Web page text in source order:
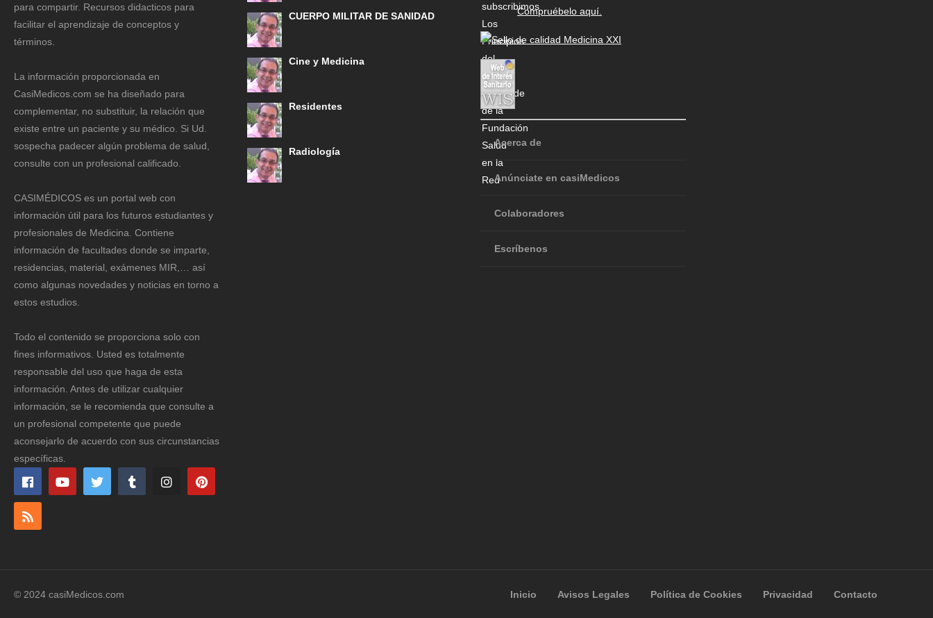
para compartir. Recursos didacticos para
facilitar el aprendizaje de conceptos y
términos.
La información proporcionada en
CasiMedicos.com se ha diseñado para
complementar, no substituir, la relación que
existe entre un paciente y su médico. Si Ud.
sospecha padecer algún problema de salud,
consulte con un profesional calificado.
CASIMÉDICOS es un portal web con
información útil para los futuros estudiantes y
profesionales de Medicina. Contiene
información de facultades donde se imparte,
residencias, material, exámenes MIR,… así
como algunas novedades y noticias en torno a
estos estudios.
Todo el contenido se proporciona solo con
fines informativos. Usted es totalmente
responsable del uso que haga de esta
información. Antes de utilizar cualquier
información, se le recomienda que consulte a
un profesional competente que puede
aconsejarlo de acuerdo con sus circunstancias
específicas.
CUERPO MILITAR DE SANIDAD
Cine y Medicina
Residentes
Radiología
Compruébelo aquí.
Acerca de
Anúnciate en casiMedicos
Colaboradores
Escríbenos
© 2024 casiMedicos.com Inicio Avisos Legales Política de Cookies Privacidad Contacto